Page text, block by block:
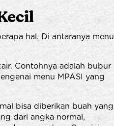
hal. Di antaranya menu
Contohnya adalah bubur
menu MPASI yang
bisa diberikan buah yang
dari angka normal,